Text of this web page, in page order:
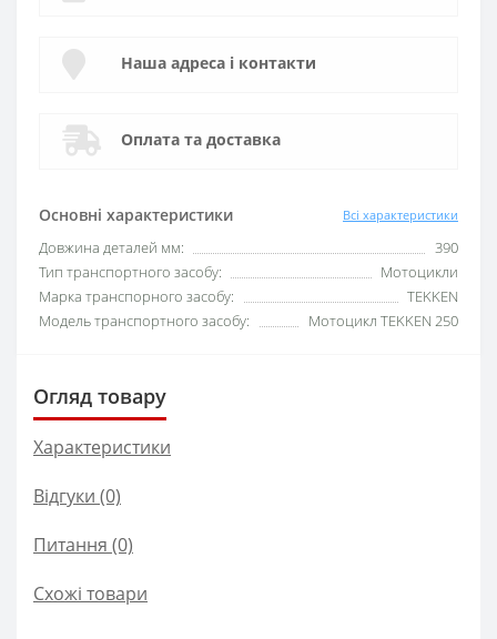
Основні характеристики Всі характеристики
Довжина деталей мм:
390
Тип транспортного засобу:
Мотоцикли
Марка транспорного засобу:
TEKKEN
Модель транспортного засобу:
Мотоцикл TEKKEN 250
Наша адреса і контакти
Оплата та доставка
Огляд товару
Характеристики
Відгуки (0)
Питання (0)
Схожі товари